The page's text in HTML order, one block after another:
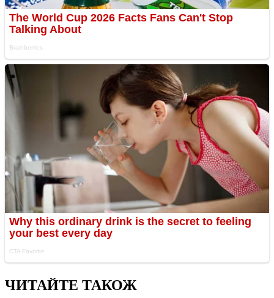
ЧИТАЙТЕ ТАКОЖ